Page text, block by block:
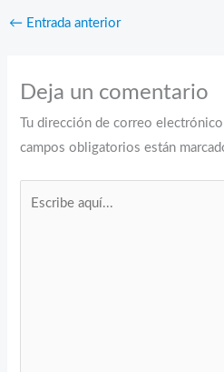
← Entrada anterior
Deja un comentario
Tu dirección de correo
campos obligatorios están